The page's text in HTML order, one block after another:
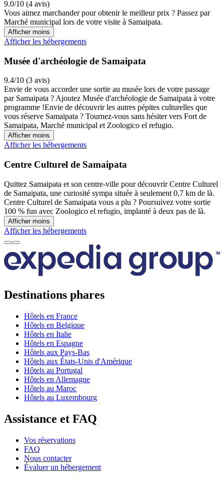
9.0/10 (4 avis)
Vous aimez marchander pour obtenir le meilleur prix ? Passez par
Marché municipal lors de votre visite à Samaipata.
Afficher moins
Afficher les hébergements
Musée d'archéologie de Samaipata
9.4/10 (3 avis)
Envie de vous accorder une sortie au musée lors de votre passage
par Samaipata ? Ajoutez Musée d'archéologie de Samaipata à votre
programme !Envie de découvrir les autres pépites culturelles que
vous réserve Samaipata ? Tournez-vous sans hésiter vers Fort de
Samaipata, Marché municipal et Zoologico el refugio.
Afficher moins
Afficher les hébergements
Centre Culturel de Samaipata
Quittez Samaipata et son centre-ville pour découvrir Centre Culturel
de Samaipata, une curiosité sympa située à seulement 0,7 km de là.
Centre Culturel de Samaipata vous a plu ? Poursuivez votre sortie
100 % fun avec Zoologico el refugio, implanté à deux pas de là.
Afficher moins
Afficher les hébergements
Destinations phares
Hôtels en France
Hôtels en Belgique
Hôtels en Italie
Hôtels en Espagne
Hôtels aux Pays-Bas
Hôtels aux États-Unis d'Amérique
Hôtels au Portugal
Hôtels en Allemagne
Hôtels au Maroc
Hôtels au Luxembourg
Assistance et FAQ
Vos réservations
FAQ
Nous contacter
Évaluer un hébergement